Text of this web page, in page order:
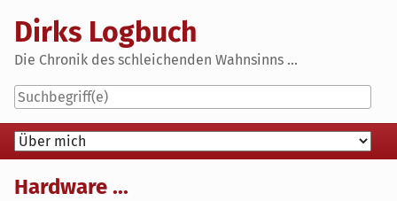
content
Dirks Logbuch
Die Chronik des schleichenden Wahnsinns ...
Navigation
Hardware ...